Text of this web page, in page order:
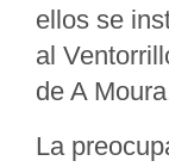
ellos se
al
de A
La